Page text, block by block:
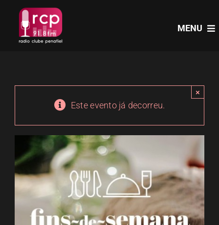
content
MENU
PROGRAMAS
PODCASTS
EVENTOS
Este evento já decorreu.
×